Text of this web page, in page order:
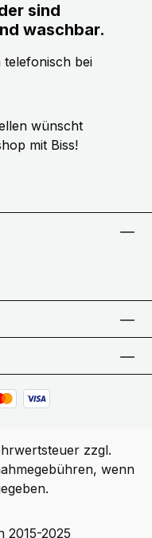
sind
waschbar.
bei
wünscht
mit Biss!
zzgl.
wenn
2015-2025